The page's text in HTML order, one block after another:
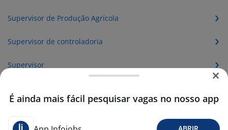
Supervisor de Produção Agrícola
Supervisor de controladoria
Supervisor
É ainda mais fácil pesquisar vagas no nosso app